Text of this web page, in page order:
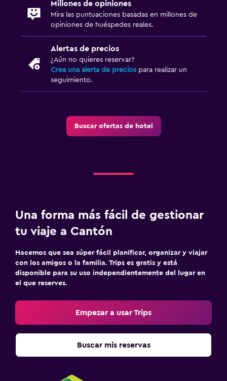
Millones de opiniones
Mira las puntuaciones basadas en millones de
opiniones de huéspedes reales.
Alertas de precios
¿Aún no quieres reservar?
Crea una alerta de precios para realizar un
seguimiento.
Buscar ofertas de hotel
Una forma más fácil de gestionar
tu viaje a Cantón
Hacemos que sea súper fácil planificar, organizar y viajar
con los amigos o la familia. Trips es gratis y está
disponible para su uso independientemente del lugar en
el que reserves.
Empezar a usar Trips
Buscar mis reservas